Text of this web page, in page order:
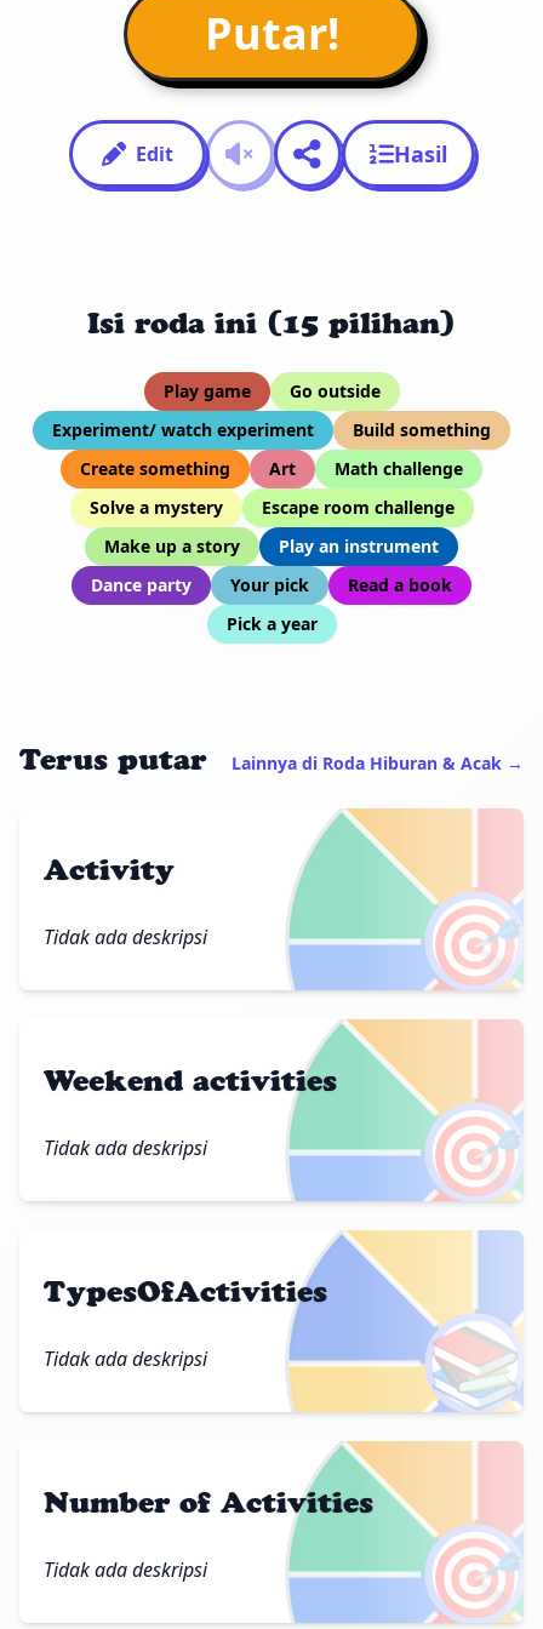
Putar!
Edit Hasil
Isi roda ini (15 pilihan)
Play game
Go outside
Experiment/ watch experiment
Build something
Create something
Art
Math challenge
Solve a mystery
Escape room challenge
Make up a story
Play an instrument
Dance party
Your pick
Read a book
Pick a year
Terus putar Lainnya di Roda Hiburan & Acak →
🎯
Activity
Tidak ada deskripsi
🎯
Weekend activities
Tidak ada deskripsi
📚
TypesOfActivities
Tidak ada deskripsi
🎯
Number of Activities
Tidak ada deskripsi